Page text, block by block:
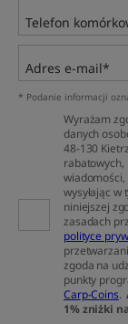
Telefon
Adres e-mail*
* Podanie informacji
Wyrażam
danych
48-130
rabatowych,
wiadomości,
wysyłając w
niniejszej
zasadach
polityce
zgoda na
punkty
Carp-Coins.
1% zniżki